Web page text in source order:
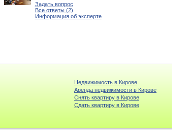
Задать вопрос
Все ответы (2)
Информация об эксперте
Недвижимость в Кирове
Аренда недвижимости в Кирове
Снять квартиру в Кирове
Cдать квартиру в Кирове